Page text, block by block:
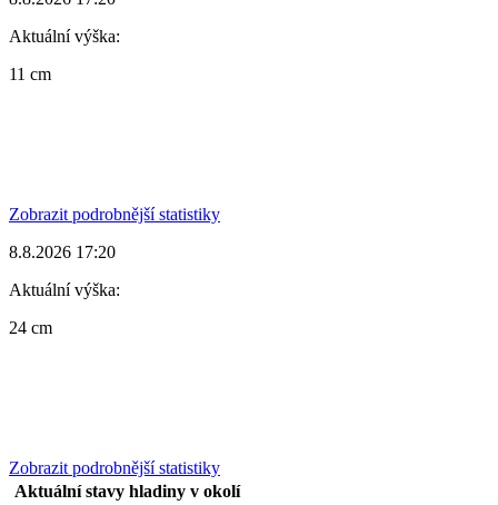
Aktuální výška:
11 cm
Zobrazit podrobnější statistiky
8.8.2026 17:20
Aktuální výška:
24 cm
Zobrazit podrobnější statistiky
Aktuální stavy hladiny v okolí